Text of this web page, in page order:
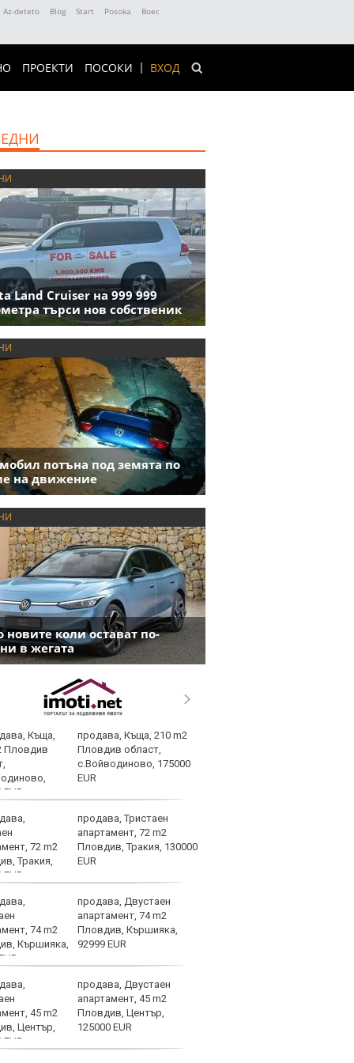
Az-deteto Blog Start Posoka
Boec
ВХОД
ПРОЕКТИ ПОСОКИ
Land Cruiser на 999 999
търси нов собственик
потъна под земята по
на движение
новите коли остават по-
в жегата
продава, Къща, 210 m2
Пловдив област,
с.Войводиново, 175000
EUR
продава, Тристаен
апартамент, 72 m2
Пловдив, Тракия, 130000
EUR
продава, Двустаен
апартамент, 74 m2
Пловдив, Кършияка,
92999 EUR
продава, Двустаен
апартамент, 45 m2
Пловдив, Център,
125000 EUR